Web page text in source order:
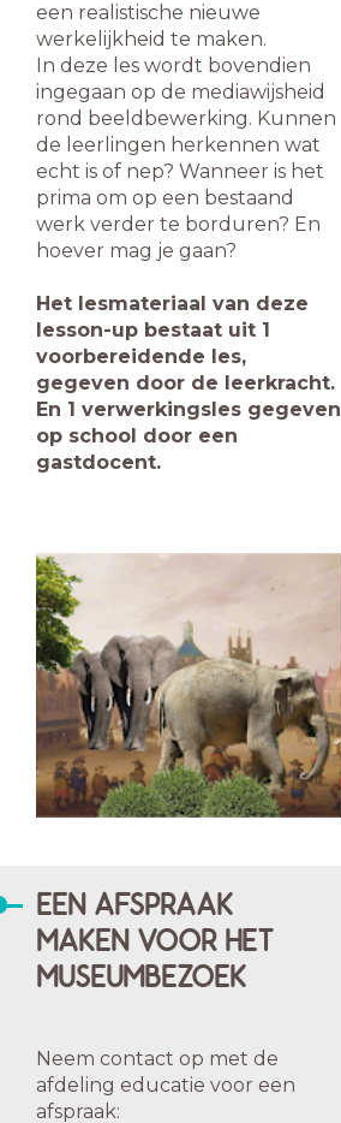
een realistische nieuwe
werkelijkheid te maken.
In deze les wordt bovendien
ingegaan op de mediawijsheid
rond beeldbewerking. Kunnen
de leerlingen herkennen wat
echt is of nep? Wanneer is het
prima om op een bestaand
werk verder te borduren? En
hoever mag je gaan?
Het lesmateriaal van deze
lesson-up bestaat uit 1
voorbereidende les,
gegeven door de leerkracht.
En 1 verwerkingsles gegeven
op school door een
gastdocent.
EEN AFSPRAAK
MAKEN VOOR HET
MUSEUMBEZOEK
Neem contact op met de
afdeling educatie voor een
afspraak: